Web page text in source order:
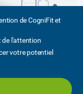
de CogniFit et
de l'attention
votre potentiel